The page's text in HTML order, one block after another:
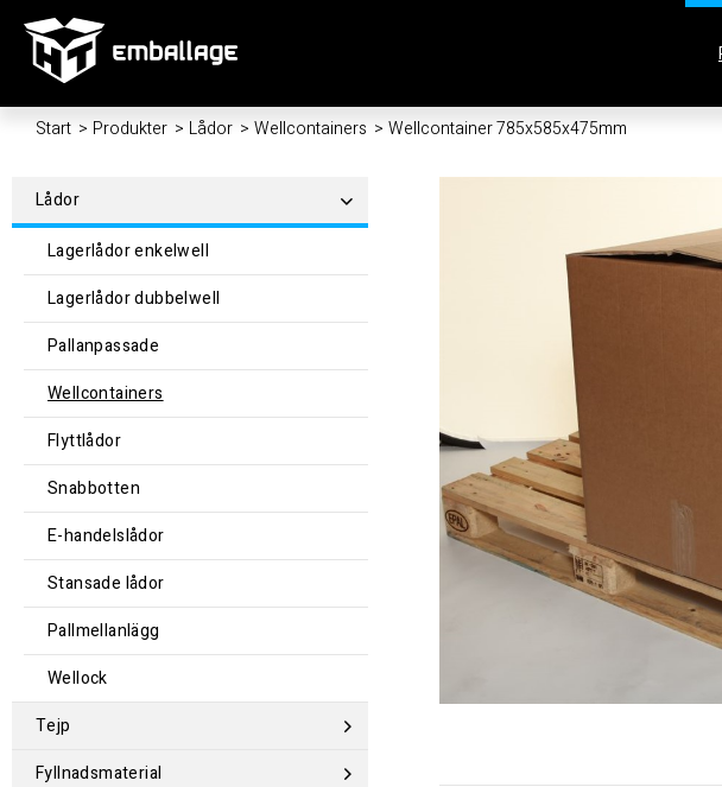
Start / Produkter / Lådor / Wellcontainers / Wellcontainer 785x585x475mm
Lådor
Lagerlådor enkelwell
Lagerlådor dubbelwell
Pallanpassade
Wellcontainers
Flyttlådor
Snabbotten
E-handelslådor
Stansade lådor
Pallmellanlägg
Wellock
Tejp
Fyllnadsmaterial